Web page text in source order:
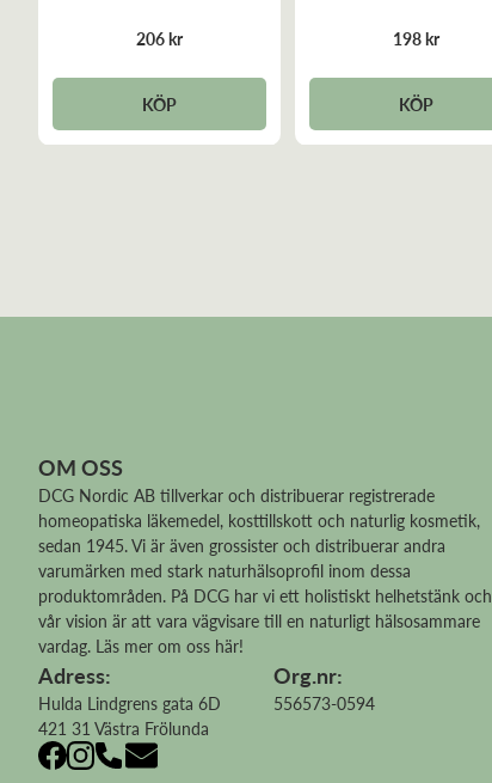
206 kr
KÖP
198 kr
KÖP
OM OSS
DCG Nordic AB tillverkar och distribuerar registrerade
homeopatiska läkemedel, kosttillskott och naturlig kosmetik,
sedan 1945. Vi är även grossister och distribuerar andra
varumärken med stark naturhälsoprofil inom dessa
produktområden. På DCG har vi ett holistiskt helhetstänk och
vår vision är att vara vägvisare till en naturligt hälsosammare
vardag. Läs mer om oss här!
Adress:
Hulda Lindgrens gata 6D
421 31 Västra Frölunda
Org.nr:
556573-0594